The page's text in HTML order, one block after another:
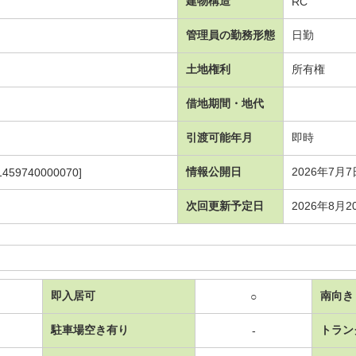
管理員の勤務形態 日勤
土地権利 所有権
借地期間・地代
引渡可能年月 即時
情報公開日 2026年7月7
次回更新予定日 2026年8月
即入居可 ○ 南向き
駐車場空き有り - トラ